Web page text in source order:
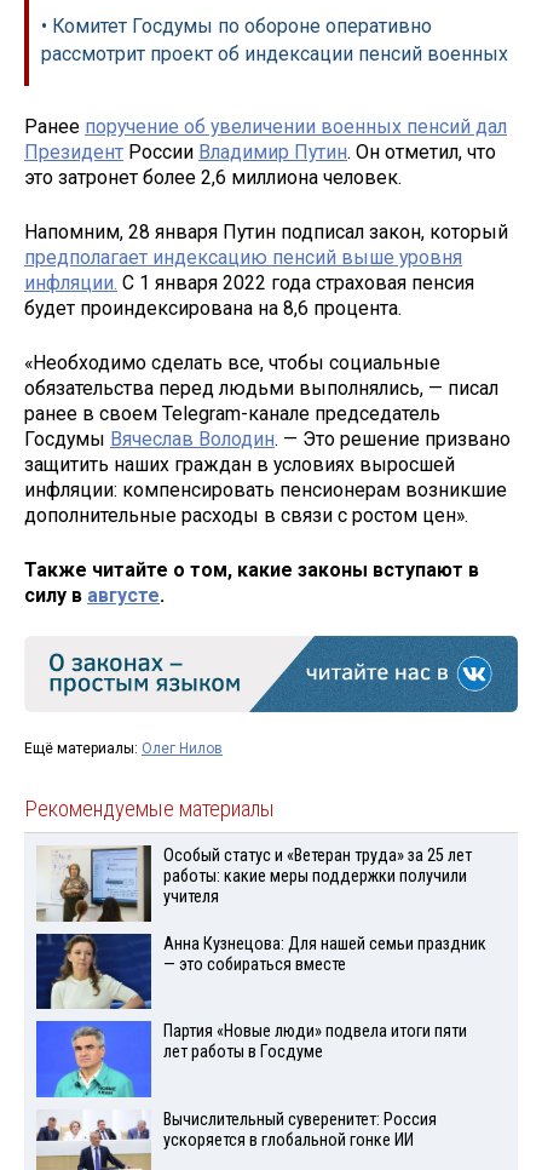
• Комитет Госдумы по обороне оперативно
рассмотрит проект об индексации пенсий военных
Ранее поручение об увеличении военных пенсий дал
Президент России Владимир Путин. Он отметил, что
это затронет более 2,6 миллиона человек.
Напомним, 28 января Путин подписал закон, который
предполагает индексацию пенсий выше уровня
инфляции. С 1 января 2022 года страховая пенсия
будет проиндексирована на 8,6 процента.
«Необходимо сделать все, чтобы социальные
обязательства перед людьми выполнялись, — писал
ранее в своем Telegram-канале председатель
Госдумы Вячеслав Володин. — Это решение призвано
защитить наших граждан в условиях выросшей
инфляции: компенсировать пенсионерам возникшие
дополнительные расходы в связи с ростом цен».
Также читайте о том, какие законы вступают в
силу в августе.
Ещё материалы: Олег Нилов
Рекомендуемые материалы
Особый статус и «Ветеран труда» за 25 лет
работы: какие меры поддержки получили
учителя
Анна Кузнецова: Для нашей семьи праздник
— это собираться вместе
Партия «Новые люди» подвела итоги пяти
лет работы в Госдуме
Вычислительный суверенитет: Россия
ускоряется в глобальной гонке ИИ